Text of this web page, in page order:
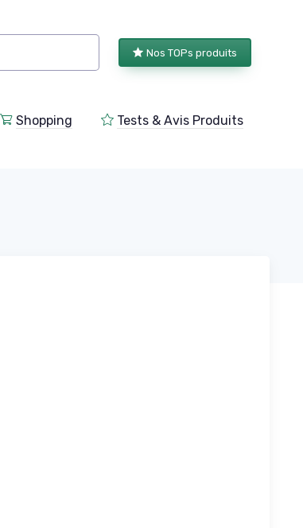
Nos TOPs produits
Shopping Tests & Avis Produits